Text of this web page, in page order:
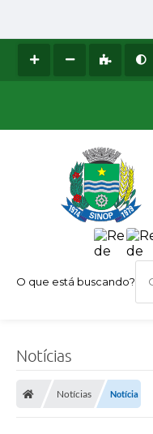
O que está buscando?
Notícias
Notícias Notícia